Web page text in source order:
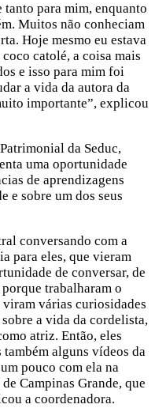
para mim, enquanto
Muitos não conheciam
Hoje mesmo eu estava
catolé, a coisa mais
e isso para mim foi
a vida da autora da
importante”, explicou
da Seduc,
uma oportunidade
de aprendizagens
e sobre um dos seus
conversando com a
para eles, que vieram
de conversar, de
trabalharam o
viram várias curiosidades
a vida da cordelista,
atriz. Então, eles
também alguns vídeos da
pouco com ela na
Campinas Grande, que
a coordenadora.